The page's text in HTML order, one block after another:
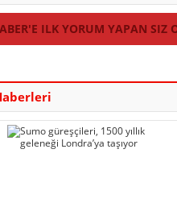
ILK YORUM YAPAN SIZ